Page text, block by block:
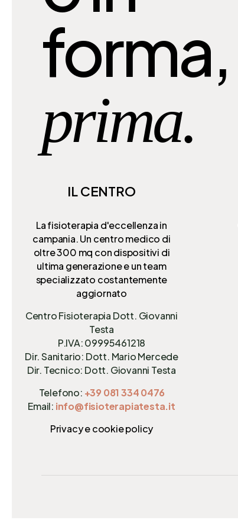
forma,
prima.
IL CENTRO
La fisioterapia d'eccellenza in
campania. Un centro medico di
oltre 300 mq con dispositivi di
ultima generazione e un team
specializzato costantemente
aggiornato
Centro Fisioterapia Dott. Giovanni
Testa
P.IVA: 09995461218
Dir. Sanitario: Dott. Mario Mercede
Dir. Tecnico: Dott. Giovanni Testa
Telefono: +39 081 334 0476
Email: info@fisioterapiatesta.it
Privacy e cookie policy